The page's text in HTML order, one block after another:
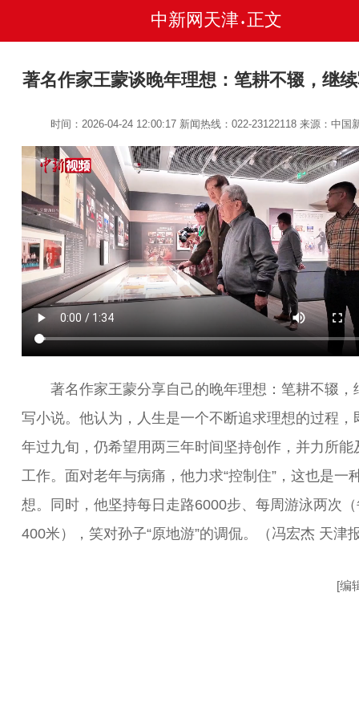
中新网天津 • 正文
著名作家王蒙谈晚年理想：笔耕不辍，继
时间：2026-04-24 12:00:17 新闻热线：022-23122118来源：中国
著名作家王蒙分享自己的晚年理想：笔耕不辍，
写小说。他认为，人生是一个不断追求理想的过程，
年过九旬，仍希望用两三年时间坚持创作，并力所能
工作。面对老年与病痛，他力求“控制住”，这也是一
想。同时，他坚持每日走路6000步、每周游泳两次
400米），笑对孙子“原地游”的调侃。（冯宏杰 天津
[编